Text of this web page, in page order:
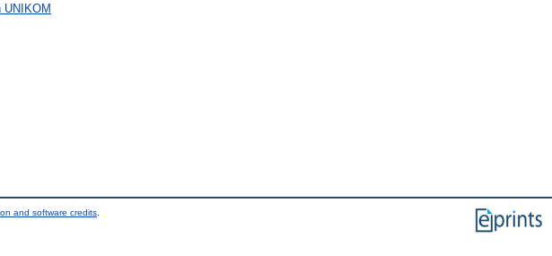
and software credits